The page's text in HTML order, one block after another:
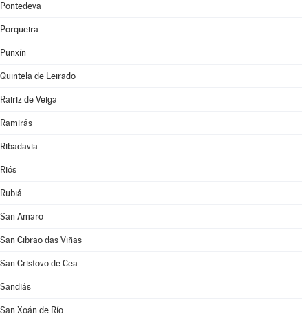
Pontedeva
Porqueira
Punxín
Quintela de Leirado
Rairiz de Veiga
Ramirás
Ribadavia
Riós
Rubiá
San Amaro
San Cibrao das Viñas
San Cristovo de Cea
Sandiás
San Xoán de Río